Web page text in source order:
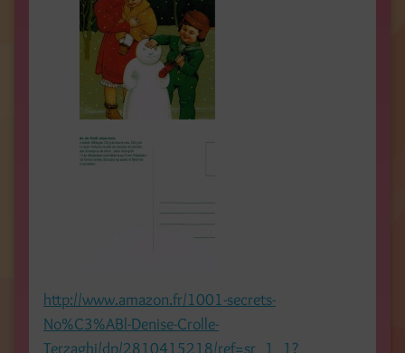
http://www.amazon.fr/1001-secrets-
No%C3%ABl-Denise-Crolle-
Terzaghi/dp/2810415218/ref=sr_1_1?